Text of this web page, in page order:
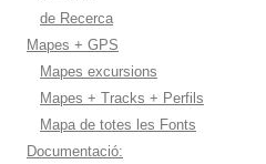
de Recerca
Mapes + GPS
Mapes excursions
Mapes + Tracks + Perfils
Mapa de totes les Fonts
Documentació: